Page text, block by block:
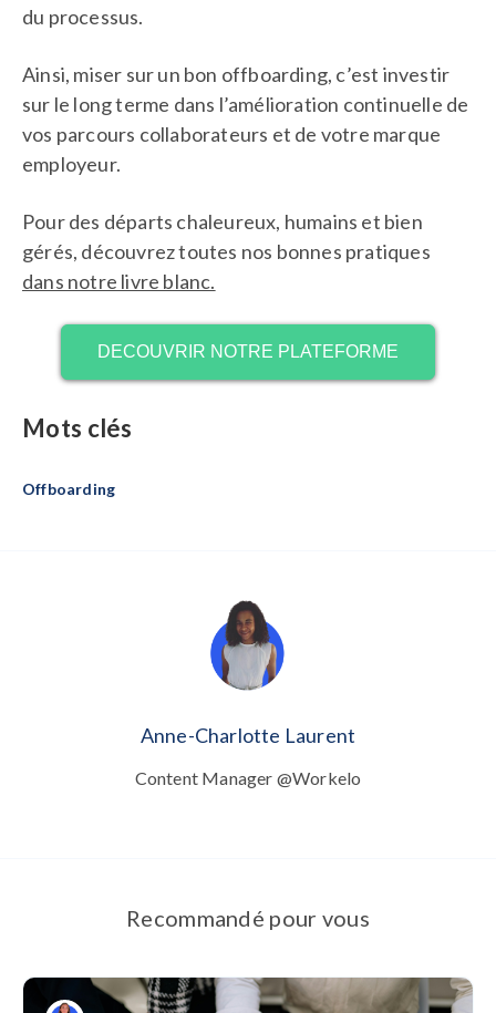
du processus.
Ainsi, miser sur un bon offboarding, c’est investir
sur le long terme dans l’amélioration continuelle de
vos parcours collaborateurs et de votre marque
employeur.
Pour des départs chaleureux, humains et bien
gérés, découvrez toutes nos bonnes pratiques
dans notre livre blanc.
DECOUVRIR NOTRE PLATEFORME
Mots clés
Offboarding
Anne-Charlotte Laurent
Content Manager @Workelo
Recommandé pour vous